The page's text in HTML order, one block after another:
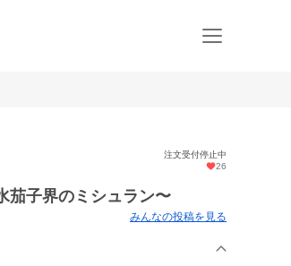
注文受付停止中
26
茄子界のミシュラン〜
みんなの投稿を見る